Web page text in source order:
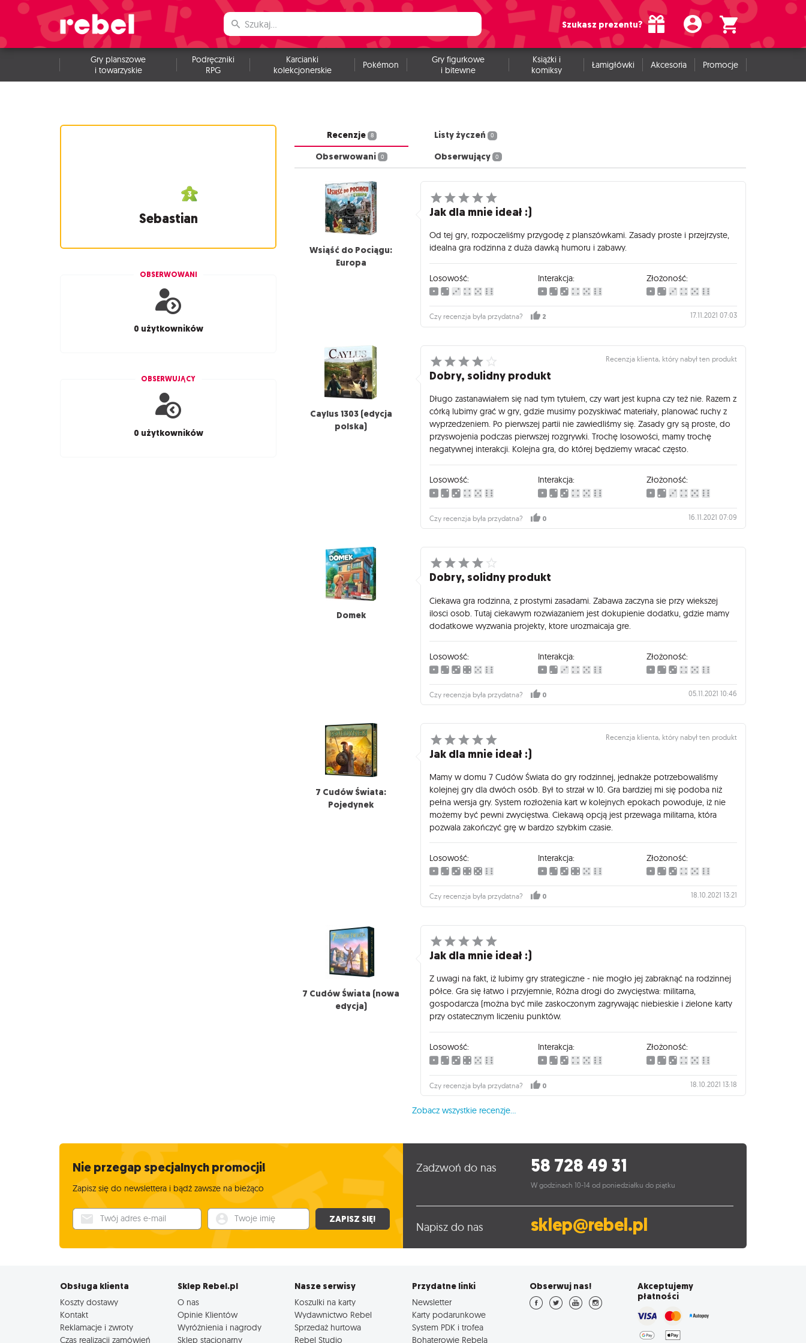
Szukasz prezentu?
Gry planszowe
i towarzyskie
Podręczniki
RPG
Karcianki
kolekcjonerskie
Pokémon
Gry figurkowe
i bitewne
Książki i
komiksy
Łamigłówki Akcesoria Promocje
Sebastian
OBSERWOWANI
0 użytkowników
OBSERWUJĄCY
0 użytkowników
Recenzje 8 Listy życzeń 0
Obserwowani 0 Obserwujący 0
Wsiąść do Pociągu:
Europa
Jak dla mnie ideał :)
Od tej gry, rozpoczeliśmy przygodę z planszówkami. Zasady proste i przejrzyste,
idealna gra rodzinna z duża dawką humoru i zabawy.
Losowość: Interakcja: Złożoność:
Czy recenzja była przydatna? 2 17.11.2021 07:03
Caylus 1303 (edycja
polska)
Recenzja klienta, który nabył ten produkt
Dobry, solidny produkt
Długo zastanawiałem się nad tym tytułem, czy wart jest kupna czy też nie. Razem z
córką lubimy grać w gry, gdzie musimy pozyskiwać materiały, planować ruchy z
wyprzedzeniem. Po pierwszej partii nie zawiedliśmy się. Zasady gry są proste, do
przyswojenia podczas pierwszej rozgrywki. Trochę losowości, mamy trochę
negatywnej interakcji. Kolejna gra, do której będziemy wracać często.
Losowość: Interakcja: Złożoność:
Czy recenzja była przydatna? 0 16.11.2021 07:09
Domek
Dobry, solidny produkt
Ciekawa gra rodzinna, z prostymi zasadami. Zabawa zaczyna sie przy wiekszej
ilosci osob. Tutaj ciekawym rozwiazaniem jest dokupienie dodatku, gdzie mamy
dodatkowe wyzwania projekty, ktore urozmaicaja gre.
Losowość: Interakcja: Złożoność:
Czy recenzja była przydatna? 0 05.11.2021 10:46
7 Cudów Świata:
Pojedynek
Recenzja klienta, który nabył ten produkt
Jak dla mnie ideał :)
Mamy w domu 7 Cudów Świata do gry rodzinnej, jednakże potrzebowaliśmy
kolejnej gry dla dwóch osób. Był to strzał w 10. Gra bardziej mi się podoba niż
pełna wersja gry. System rozłożenia kart w kolejnych epokach powoduje, iż nie
możemy być pewni zwycięstwa. Ciekawą opcją jest przewaga militarna, która
pozwala zakończyć grę w bardzo szybkim czasie.
Losowość: Interakcja: Złożoność:
Czy recenzja była przydatna? 0 18.10.2021 13:21
7 Cudów Świata (nowa
edycja)
Jak dla mnie ideał :)
Z uwagi na fakt, iż lubimy gry strategiczne - nie mogło jej zabraknąć na rodzinnej
półce. Gra się łatwo i przyjemnie, Różna drogi do zwycięstwa: militarna,
gospodarcza (można być mile zaskoczonym zagrywając niebieskie i zielone karty
przy ostatecznym liczeniu punktów.
Losowość: Interakcja: Złożoność:
Czy recenzja była przydatna? 0 18.10.2021 13:18
Zobacz wszystkie recenzje...
Nie przegap specjalnych promocji!
Zapisz się do newslettera i bądź zawsze na bieżąco
Twój adres e-mail Twoje imię ZAPISZ SIĘ!
Zadzwoń do nas 58 728 49 31
W godzinach 10-14 od poniedziałku do piątku
Napisz do nas sklep@rebel.pl
Obsługa klienta
Koszty dostawy
Kontakt
Reklamacje i zwroty
Czas realizacji zamówień
Sklep Rebel.pl
O nas
Opinie Klientów
Wyróżnienia i nagrody
Sklep stacjonarny
Nasze serwisy
Koszulki na karty
Wydawnictwo Rebel
Sprzedaż hurtowa
Rebel Studio
Przydatne linki
Newsletter
Karty podarunkowe
System PDK i trofea
Bohaterowie Rebela
Obserwuj nas!
Akceptujemy
płatności